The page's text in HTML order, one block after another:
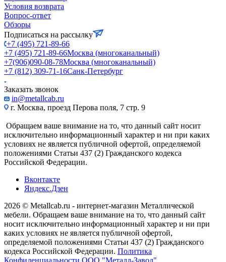
Условия возврата
Вопрос-ответ
Обзоры
Подписаться на рассылку
+7 (495) 721-89-66
+7 (495) 721-89-66Москва (многоканальный)
+7(906)090-08-78Москва (многоканальный)
+7 (812) 309-71-16Санк-Петербург
Заказать звонок
in@metallcab.ru
г. Москва, проезд Перова поля, 7 стр. 9
Обращаем ваше внимание на то, что данный сайт носит
исключительно информационный характер и ни при каких
условиях не является публичной офертой, определяемой
положениями Статьи 437 (2) Гражданского кодекса
Российской Федерации.
Вконтакте
Яндекс.Дзен
2026 © Metallcab.ru - интернет-магазин Металлической
мебели. Обращаем ваше внимание на то, что данный сайт
носит исключительно информационный характер и ни при
каких условиях не является публичной офертой,
определяемой положениями Статьи 437 (2) Гражданского
кодекса Российской Федерации. Политика
Конфиденциальности ООО "Металл-Завод"